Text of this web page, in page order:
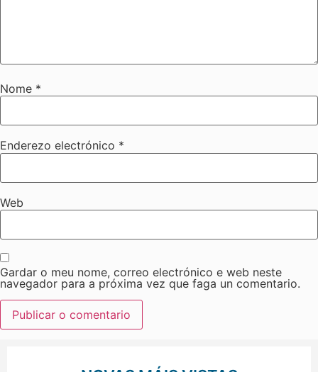
Nome *
Enderezo electrónico *
Web
Gardar o meu nome, correo electrónico e web neste
navegador para a próxima vez que faga un comentario.